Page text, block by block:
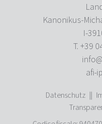
Kanonikus-
I-
T. +39
afi-
Datenschutz ||